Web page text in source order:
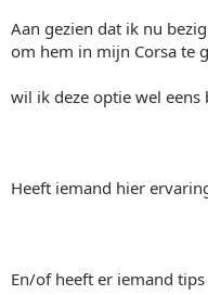
Aan gezien dat ik nu
om hem in mijn Corsa te
wil ik deze optie wel eens
Heeft iemand hier
En/of heeft er iemand